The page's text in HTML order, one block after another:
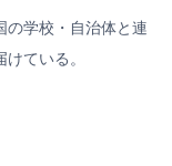
の学校・自治体と連
ている。